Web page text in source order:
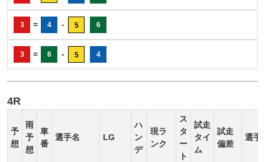
3 = 4 - 5 6
3 = 6 - 5 4
4R
予
想
雨
予
想
車
番
選手名 LG
ハ
ン
デ
現ラ
ンク
ス
タ
ー
ト
試走
タイ
ム
試走
偏差
選手